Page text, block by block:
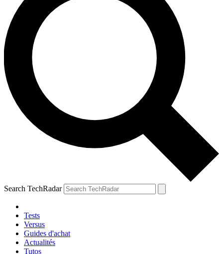
Search TechRadar
Tests
Versus
Guides d'achat
Actualités
Tutos